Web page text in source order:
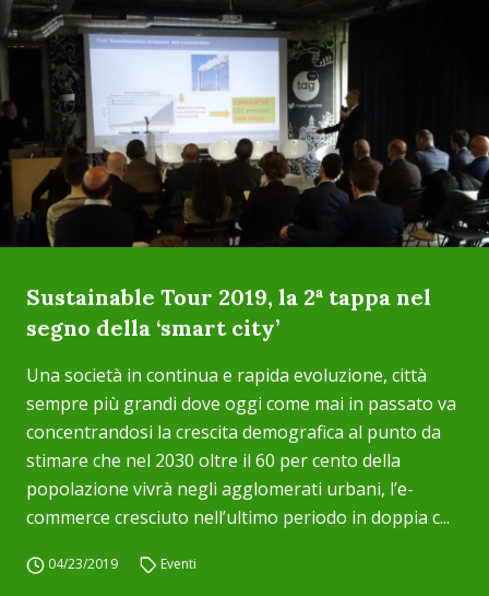
Sustainable Tour 2019, la 2ª tappa nel
segno della ‘smart city’
Una società in continua e rapida evoluzione, città
sempre più grandi dove oggi come mai in passato va
concentrandosi la crescita demografica al punto da
stimare che nel 2030 oltre il 60 per cento della
popolazione vivrà negli agglomerati urbani, l’e-
commerce cresciuto nell’ultimo periodo in doppia c...
04/23/2019 Eventi